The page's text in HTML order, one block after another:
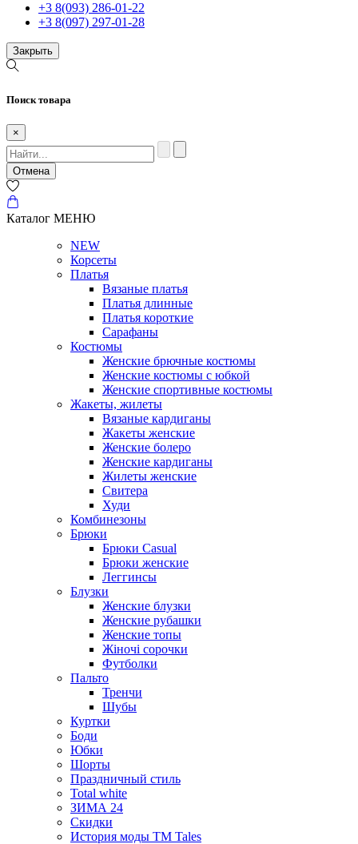
+3 8(093) 286-01-22
+3 8(097) 297-01-28
Закрыть
Поиск товара
×
Отмена
Каталог МЕНЮ
NEW
Корсеты
Платья
Вязаные платья
Платья длинные
Платья короткие
Сарафаны
Костюмы
Женские брючные костюмы
Женские костюмы с юбкой
Женские спортивные костюмы
Жакеты, жилеты
Вязаные кардиганы
Жакеты женские
Женские болеро
Женские кардиганы
Жилеты женские
Свитера
Худи
Комбинезоны
Брюки
Брюки Casual
Брюки женские
Леггинсы
Блузки
Женские блузки
Женские рубашки
Женские топы
Жіночі сорочки
Футболки
Пальто
Тренчи
Шубы
Куртки
Боди
Юбки
Шорты
Праздничный стиль
Total white
ЗИМА 24
Скидки
История моды ТМ Tales